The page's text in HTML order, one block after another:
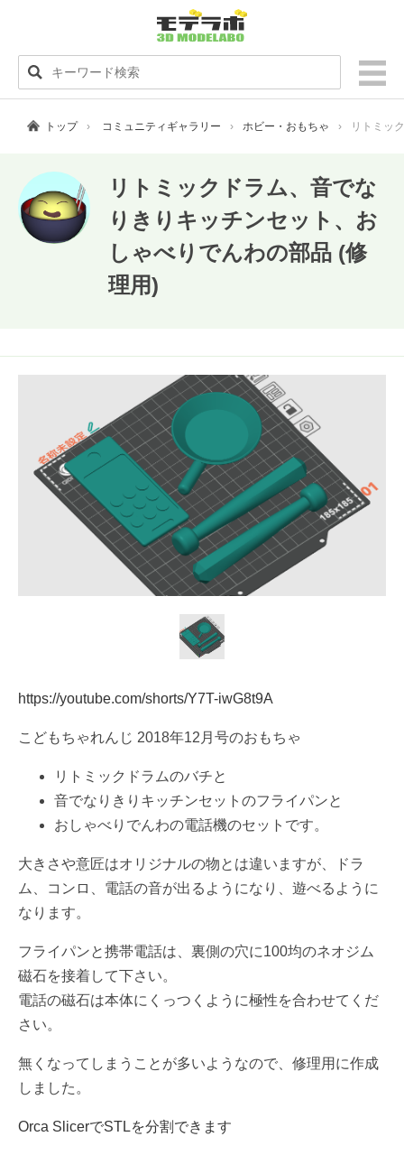
トップ コミュニティギャラリー ホビー・おもちゃ リトミッ
リトミックドラム、音でな
りきりキッチンセット、お
しゃべりでんわの部品 (修
理用)
https://youtube.com/shorts/Y7T-iwG8t9A
こどもちゃれんじ 2018年12月号のおもちゃ
リトミックドラムのバチと
音でなりきりキッチンセットのフライパンと
おしゃべりでんわの電話機のセットです。
大きさや意匠はオリジナルの物とは違いますが、ドラ
ム、コンロ、電話の音が出るようになり、遊べるように
なります。
フライパンと携帯電話は、裏側の穴に100均のネオジム
磁石を接着して下さい。
電話の磁石は本体にくっつくように極性を合わせてくだ
さい。
無くなってしまうことが多いようなので、修理用に作成
しました。
Orca SlicerでSTLを分割できます